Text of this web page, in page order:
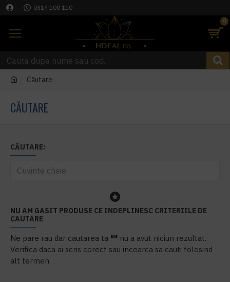
0314 100 110
0
Căutare
CĂUTARE
CĂUTARE:
NU AM GASIT PRODUSE CE INDEPLINESC CRITERIILE DE
CAUTARE
Ne pare rau dar cautarea ta "" nu a avut niciun rezultat.
Verifica daca ai scris corect sau incearca sa cauti folosind
alt termen.